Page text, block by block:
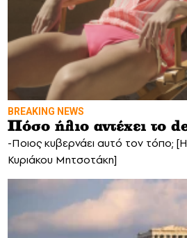
BREAKING NEWS
Πόσο ήλιο αντέχει το
-Ποιος κυβερνάει αυτό τον τόπο;
Κυριάκου Μητσοτάκη]